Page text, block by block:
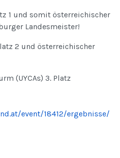
1 und somit österreichischer
Landesmeister!
2 und österreichischer
(UYCAs) 3. Platz
event/18412/ergebnisse/